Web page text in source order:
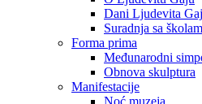
Dani Ljudevita
Suradnja sa
Forma prima
Međunarodni
Obnova skulptura
Manifestacije
Noć muzeja